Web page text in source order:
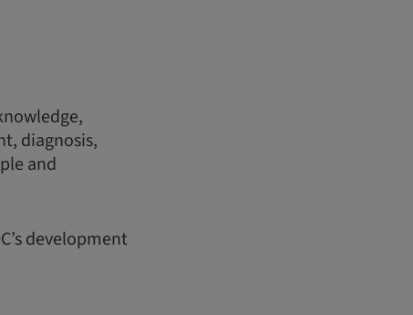
diagnosis,
and
development